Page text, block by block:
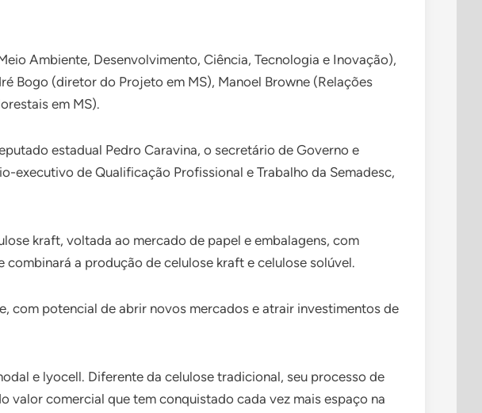
Ambiente, Desenvolvimento, Ciência, Tecnologia e Inovação),
Bogo (diretor do Projeto em MS), Manoel Browne (Relações
em MS).
estadual Pedro Caravina, o secretário de Governo e
executivo de Qualificação Profissional e Trabalho da Semadesc,
kraft, voltada ao mercado de papel e embalagens, com
a produção de celulose kraft e celulose solúvel.
com potencial de abrir novos mercados e atrair investimentos de
e lyocell. Diferente da celulose tradicional, seu processo de
valor comercial que tem conquistado cada vez mais espaço na